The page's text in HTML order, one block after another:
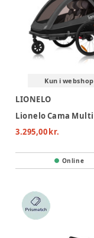
Kun i webshop
LIONELO
3.295,00 kr.
Online